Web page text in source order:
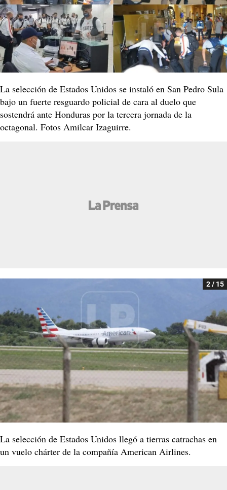
La selección de Estados Unidos se instaló en San Pedro Sula
bajo un fuerte resguardo policial de cara al duelo que
sostendrá ante Honduras por la tercera jornada de la
octagonal. Fotos Amilcar Izaguirre.
2 / 15
La selección de Estados Unidos llegó a tierras catrachas en
un vuelo chárter de la compañía American Airlines.